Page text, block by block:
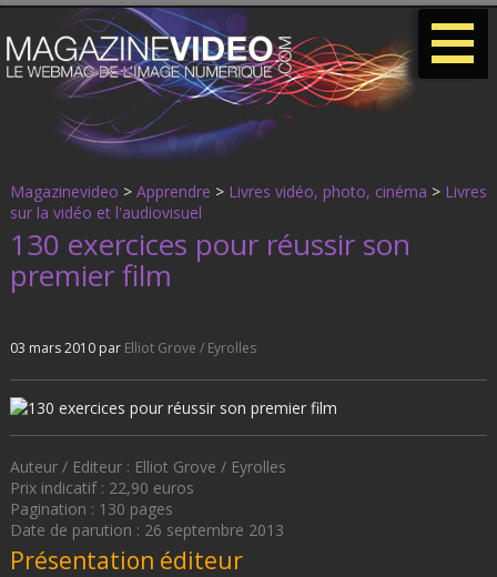
Magazinevideo > Apprendre > Livres vidéo, photo, cinéma > Livres
sur la vidéo et l'audiovisuel
130 exercices pour réussir son
premier film
03 mars 2010 par Elliot Grove / Eyrolles
Auteur / Editeur : Elliot Grove / Eyrolles
Prix indicatif : 22,90 euros
Pagination : 130 pages
Date de parution : 26 septembre 2013
Présentation éditeur
-
-
-